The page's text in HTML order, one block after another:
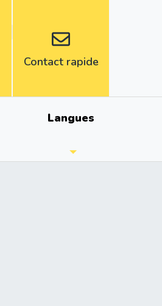
Langues
Contact rapide